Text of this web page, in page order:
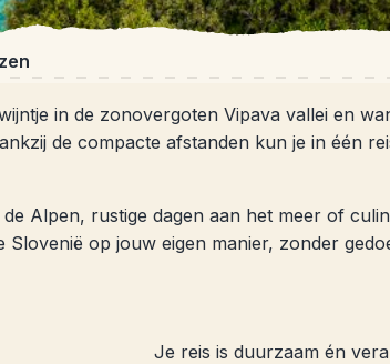
in de zonovergoten Vipava vallei en
de compacte afstanden kun je in één
Alpen, rustige dagen aan het meer of
op jouw eigen manier, zonder
Je reis is duurzaam én